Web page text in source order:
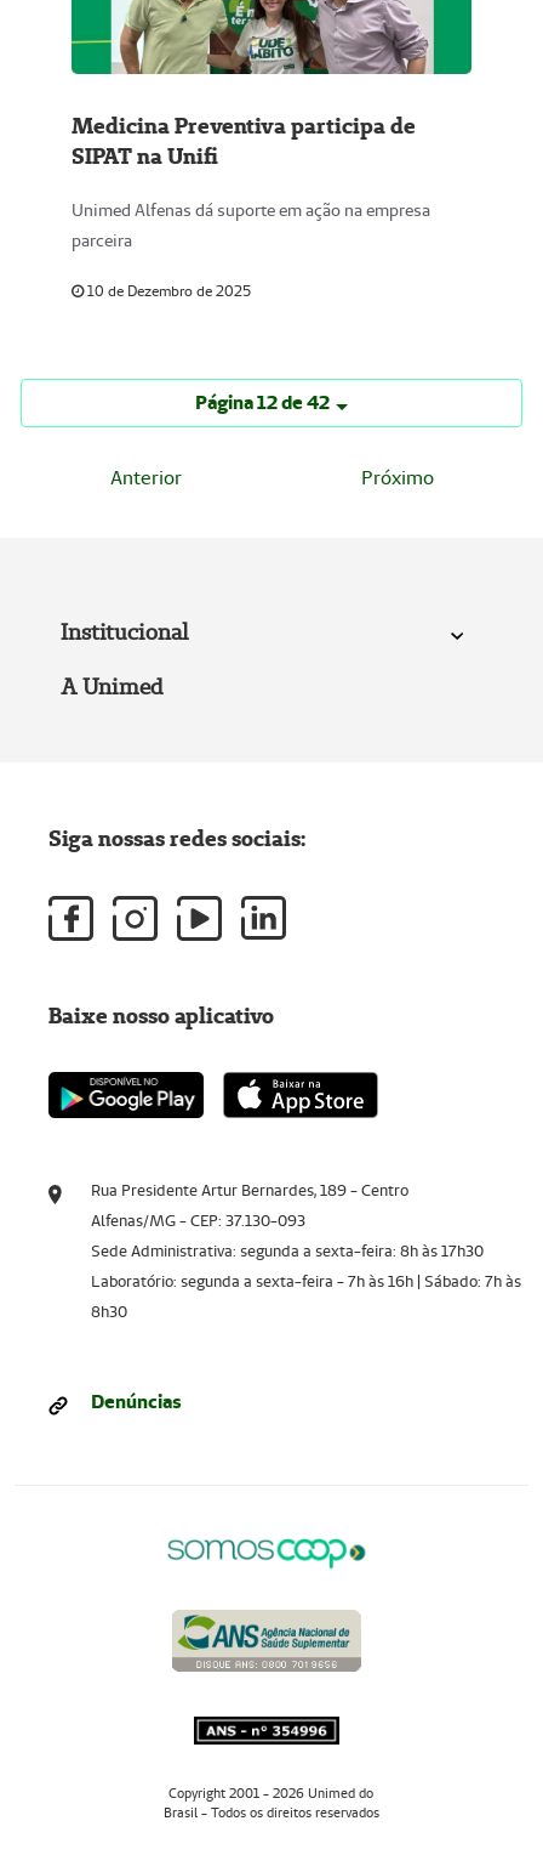
Medicina Preventiva participa de
SIPAT na Unifi
Unimed Alfenas dá suporte em ação na empresa
parceira
10 de Dezembro de 2025
Página 12 de 42
Anterior Próximo
Institucional
A Unimed
Rua Presidente Artur Bernardes, 189 - Centro
Alfenas/MG - CEP: 37.130-093
Sede Administrativa: segunda a sexta-feira: 8h às 17h30
Laboratório: segunda a sexta-feira - 7h às 16h | Sábado: 7h às
8h30
Denúncias
Siga nossas redes sociais:
Baixe nosso aplicativo
Copyright 2001 - 2026 Unimed do
Brasil - Todos os direitos reservados